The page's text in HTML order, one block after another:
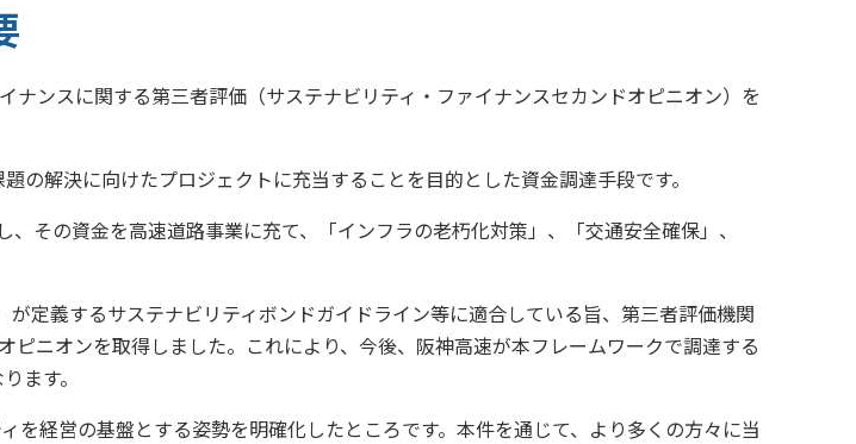
く1.17～
ンスに関する第三者評価（サステナビリティ・ファイナンスセカンドオピニオン）を
の解決に向けたプロジェクトに充当することを目的とした資金調達手段です。
その資金を高速道路事業に充て、「インフラの老朽化対策」、「交通安全確保」、
義するサステナビリティボンドガイドライン等に適合している旨、第三者評価機関
ニオンを取得しました。これにより、今後、阪神高速が本フレームワークで調達する
ます。
経営の基盤とする姿勢を明確化したところです。本件を通じて、より多くの方々に当